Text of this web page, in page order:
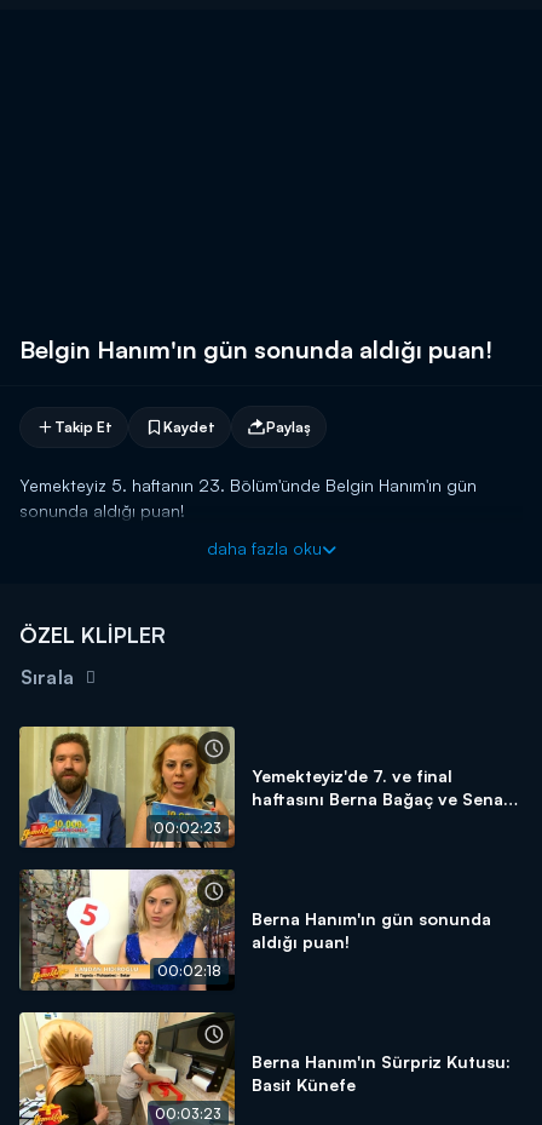
Belgin Hanım'ın gün sonunda aldığı puan!
Takip Et Kaydet Paylaş
Yemekteyiz 5. haftanın 23. Bölüm'ünde Belgin Hanım'ın gün
sonunda aldığı puan!
daha fazla oku
ÖZEL KLİPLER
Sırala
00:02:23
Yemekteyiz'de 7. ve final
haftasını Berna Bağaç ve Senan
00:02:18
Berna Hanım'ın gün sonunda
aldığı puan!
00:03:23
Berna Hanım'ın Sürpriz Kutusu:
Basit Künefe